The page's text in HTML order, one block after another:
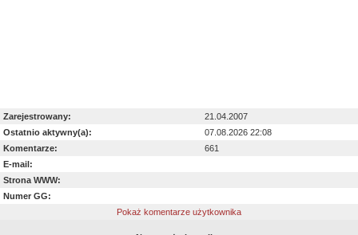
Zarejestrowany:
21.04.2007
Ostatnio aktywny(a):
07.08.2026 22:08
Komentarze:
661
E-mail:
Strona WWW:
Numer GG:
Pokaż komentarze użytkownika